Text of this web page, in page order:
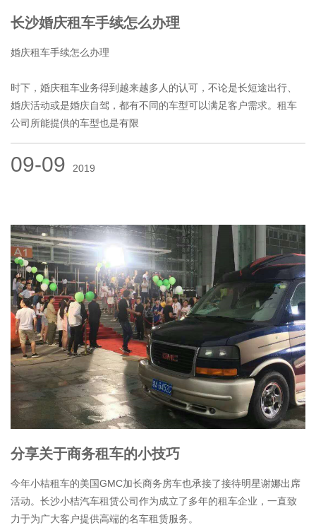
长沙婚庆租车手续怎么办理
婚庆租车手续怎么办理
时下，婚庆租车业务得到越来越多人的认可，不论是长短途出行、
婚庆活动或是婚庆自驾，都有不同的车型可以满足客户需求。租车
公司所能提供的车型也是有限
09-09 2019
分享关于商务租车的小技巧
今年小桔租车的美国GMC加长商务房车也承接了接待明星谢娜出席
活动。长沙小桔汽车租赁公司作为成立了多年的租车企业，一直致
力于为广大客户提供高端的名车租赁服务。